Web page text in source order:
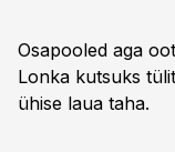
Osapooled aga
Lonka kutsuks
ühise laua taha.